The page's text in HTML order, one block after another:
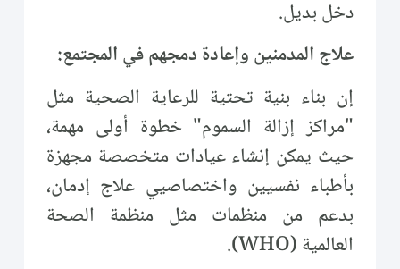
دخل بديل.
علاج المدمنين وإعادة دمجهم في المجتمع:
إن بناء بنية تحتية للرعاية الصحية مثل
"مراكز إزالة السموم" خطوة أولى مهمة،
حيث يمكن إنشاء عيادات متخصصة مجهزة
بأطباء نفسيين واختصاصيي علاج إدمان،
بدعم من منظمات مثل منظمة الصحة
العالمية (WHO).